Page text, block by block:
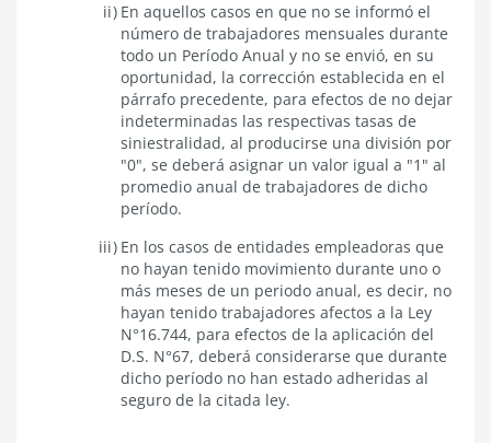
En aquellos casos en que no se informó el
número de trabajadores mensuales durante
todo un Período Anual y no se envió, en su
oportunidad, la corrección establecida en el
párrafo precedente, para efectos de no dejar
indeterminadas las respectivas tasas de
siniestralidad, al producirse una división por
"0", se deberá asignar un valor igual a "1" al
promedio anual de trabajadores de dicho
período.
En los casos de entidades empleadoras que
no hayan tenido movimiento durante uno o
más meses de un periodo anual, es decir, no
hayan tenido trabajadores afectos a la Ley
N°16.744, para efectos de la aplicación del
D.S. N°67, deberá considerarse que durante
dicho período no han estado adheridas al
seguro de la citada ley.